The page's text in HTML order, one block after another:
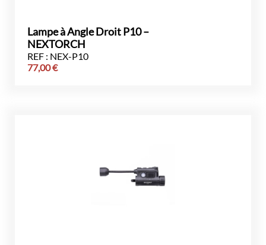
Lampe à Angle Droit P10 –
NEXTORCH
REF : NEX-P10
77,00€